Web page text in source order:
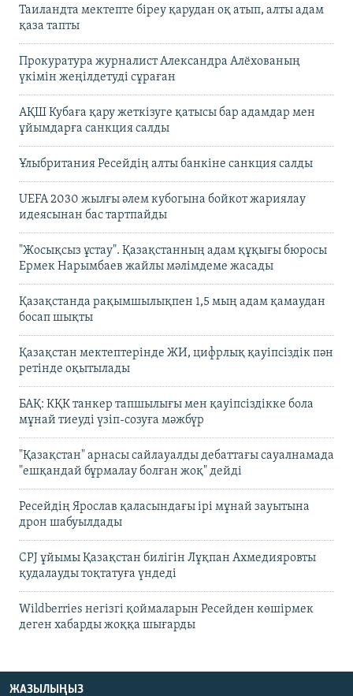
Таиландта мектепте біреу қарудан оқ атып, алты адам
қаза тапты
Прокуратура журналист Александра Алёхованың
үкімін жеңілдетуді сұраған
АҚШ Кубаға қару жеткізуге қатысы бар адамдар мен
ұйымдарға санкция салды
Ұлыбритания Ресейдің алты банкіне санкция салды
UEFA 2030 жылғы әлем кубогына бойкот жариялау
идеясынан бас тартпайды
"Жосықсыз ұстау". Қазақстанның адам құқығы бюросы
Ермек Нарымбаев жайлы мәлімдеме жасады
Қазақстанда рақымшылықпен 1,5 мың адам қамаудан
босап шықты
Қазақстан мектептерінде ЖИ, цифрлық қауіпсіздік пән
ретінде оқытылады
БАҚ: КҚК танкер тапшылығы мен қауіпсіздікке бола
мұнай тиеуді үзіп-созуға мәжбүр
"Қазақстан" арнасы сайлауалды дебаттағы сауалнамада
"ешқандай бұрмалау болған жоқ" дейді
Ресейдің Ярослав қаласындағы ірі мұнай зауытына
дрон шабуылдады
CPJ ұйымы Қазақстан билігін Лұқпан Ахмедияровты
қудалауды тоқтатуға үндеді
Wildberries негізгі қоймаларын Ресейден көшірмек
деген хабарды жоққа шығарды
ЖАЗЫЛЫҢЫЗ